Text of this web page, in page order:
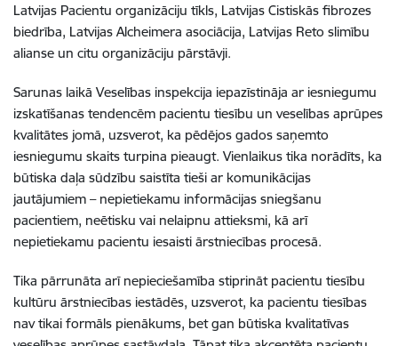
Latvijas Pacientu organizāciju tīkls, Latvijas Cistiskās fibrozes
biedrība, Latvijas Alcheimera asociācija, Latvijas Reto slimību
alianse un citu organizāciju pārstāvji.
Sarunas laikā Veselības inspekcija iepazīstināja ar iesniegumu
izskatīšanas tendencēm pacientu tiesību un veselības aprūpes
kvalitātes jomā, uzsverot, ka pēdējos gados saņemto
iesniegumu skaits turpina pieaugt. Vienlaikus tika norādīts, ka
būtiska daļa sūdzību saistīta tieši ar komunikācijas
jautājumiem – nepietiekamu informācijas sniegšanu
pacientiem, neētisku vai nelaipnu attieksmi, kā arī
nepietiekamu pacientu iesaisti ārstniecības procesā.
Tika pārrunāta arī nepieciešamība stiprināt pacientu tiesību
kultūru ārstniecības iestādēs, uzsverot, ka pacientu tiesības
nav tikai formāls pienākums, bet gan būtiska kvalitatīvas